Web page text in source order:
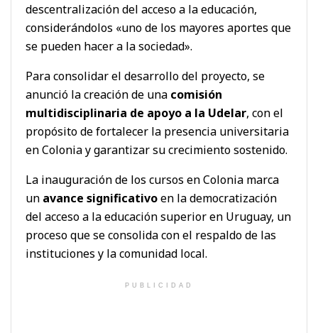
descentralización del acceso a la educación,
considerándolos «uno de los mayores aportes que
se pueden hacer a la sociedad».
Para consolidar el desarrollo del proyecto, se
anunció la creación de una comisión
multidisciplinaria de apoyo a la Udelar, con el
propósito de fortalecer la presencia universitaria
en Colonia y garantizar su crecimiento sostenido.
La inauguración de los cursos en Colonia marca
un avance significativoen la democratización
del acceso a la educación superior en Uruguay, un
proceso que se consolida con el respaldo de las
instituciones y la comunidad local.
PUBLICIDAD